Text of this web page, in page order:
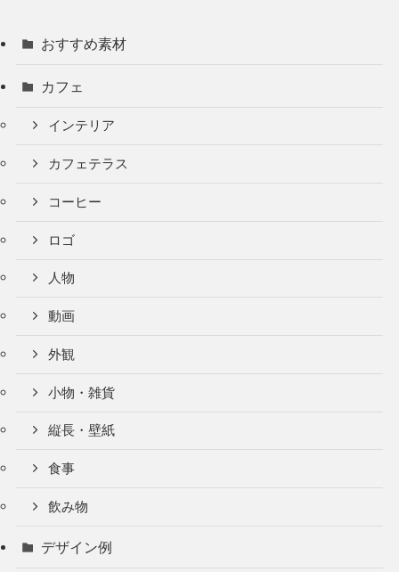
おすすめ素材
カフェ
インテリア
カフェテラス
コーヒー
ロゴ
人物
動画
外観
小物・雑貨
縦長・壁紙
食事
飲み物
デザイン例